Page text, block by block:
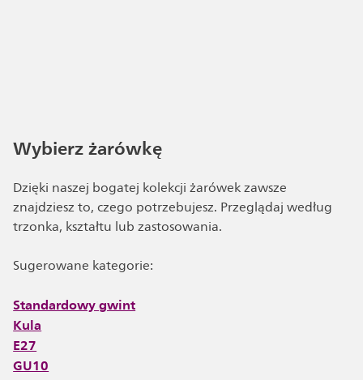
Wybierz żarówkę
Dzięki naszej bogatej kolekcji żarówek zawsze
znajdziesz to, czego potrzebujesz. Przeglądaj według
trzonka, kształtu lub zastosowania.
Sugerowane kategorie:
Standardowy gwint
Kula
E27
GU10